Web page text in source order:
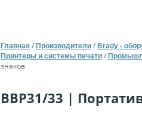
Главная / Производители / Brady -
Принтеры и системы печати /
знаков
BBP31/33 |